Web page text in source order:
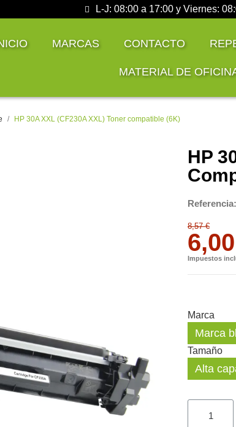
L-J: 08:00 a 17:00 y Viernes:
MARCAS CONTACTO
MATERIAL DE
HP 30A XXL (CF230A XXL) Toner compatible (6K)
HP
Referencia
8,57 €
Impuestos
Marca
Marca
Tamaño
Alta